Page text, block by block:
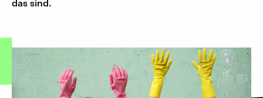
das sind.